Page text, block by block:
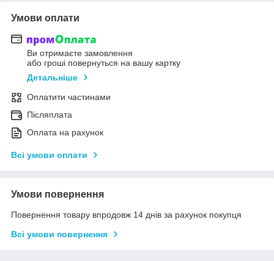
Умови оплати
Ви отримаєте замовлення
або гроші повернуться на вашу картку
Детальніше
Оплатити частинами
Післяплата
Оплата на рахунок
Всі умови оплати
Умови повернення
Повернення товару впродовж 14 днів за рахунок покупця
Всі умови повернення